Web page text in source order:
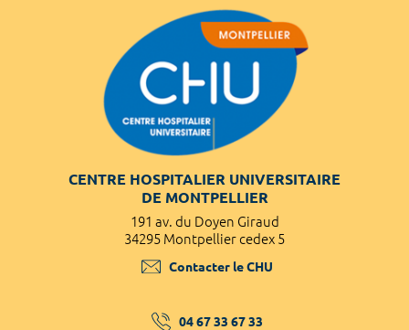
CENTRE HOSPITALIER UNIVERSITAIRE
DE MONTPELLIER
191 av. du Doyen Giraud
34295 Montpellier cedex 5
Contacter le CHU
04 67 33 67 33